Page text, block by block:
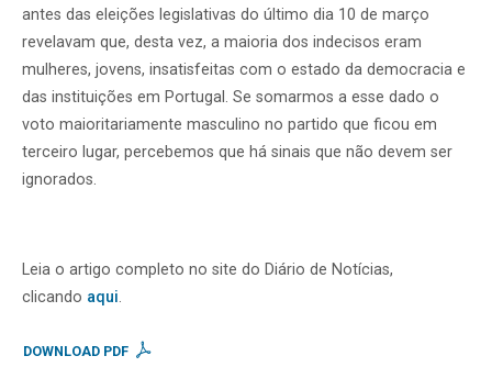
antes das eleições legislativas do último dia 10 de março
revelavam que, desta vez, a maioria dos indecisos eram
mulheres, jovens, insatisfeitas com o estado da democracia e
das instituições em Portugal. Se somarmos a esse dado o
voto maioritariamente masculino no partido que ficou em
terceiro lugar, percebemos que há sinais que não devem ser
ignorados.
Leia o artigo completo no site do Diário de Notícias,
clicando aqui.
DOWNLOAD PDF